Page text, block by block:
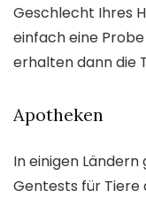
Geschlecht Ihres
einfach eine
erhalten dann die
Apotheken
In einigen
Gentests für Tiere